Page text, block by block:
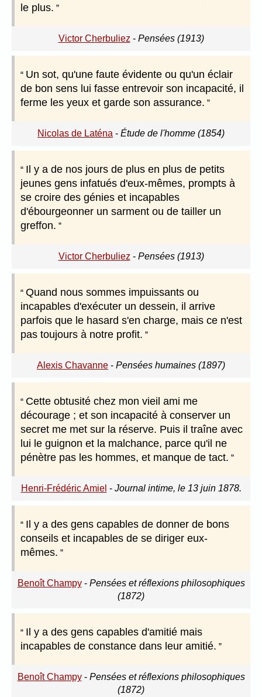
le plus.
Victor Cherbuliez - Pensées (1913)
Un sot, qu'une faute évidente ou qu'un éclair
de bon sens lui fasse entrevoir son incapacité, il
ferme les yeux et garde son assurance.
Nicolas de Laténa - Étude de l'homme (1854)
Il y a de nos jours de plus en plus de petits
jeunes gens infatués d'eux-mêmes, prompts à
se croire des génies et incapables
d'ébourgeonner un sarment ou de tailler un
greffon.
Victor Cherbuliez - Pensées (1913)
Quand nous sommes impuissants ou
incapables d'exécuter un dessein, il arrive
parfois que le hasard s'en charge, mais ce n'est
pas toujours à notre profit.
Alexis Chavanne - Pensées humaines (1897)
Cette obtusité chez mon vieil ami me
décourage ; et son incapacité à conserver un
secret me met sur la réserve. Puis il traîne avec
lui le guignon et la malchance, parce qu'il ne
pénètre pas les hommes, et manque de tact.
Henri-Frédéric Amiel - Journal intime, le 13 juin 1878.
Il y a des gens capables de donner de bons
conseils et incapables de se diriger eux-
mêmes.
Benoît Champy- Pensées et réflexions philosophiques
(1872)
Il y a des gens capables d'amitié mais
incapables de constance dans leur amitié.
Benoît Champy- Pensées et réflexions philosophiques
(1872)